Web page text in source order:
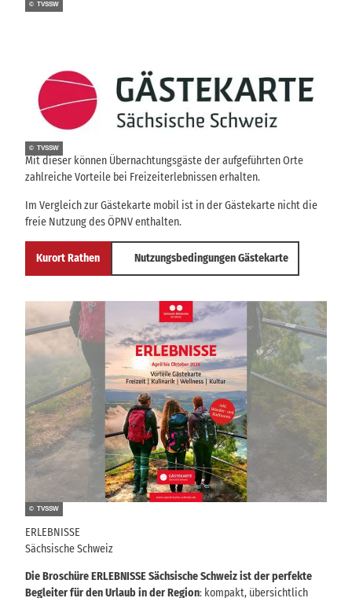
© TVSSW
© TVSSW
Mit dieser können Übernachtungsgäste der aufgeführten Orte
zahlreiche Vorteile bei Freizeiterlebnissen erhalten.
Im Vergleich zur Gästekarte mobil ist in der Gästekarte nicht die
freie Nutzung des ÖPNV enthalten.
Kurort Rathen Nutzungsbedingungen Gästekarte
© TVSSW
ERLEBNISSE
Sächsische Schweiz
Die Broschüre ERLEBNISSE Sächsische Schweiz ist der perfekte
Begleiter für den Urlaub in der Region: kompakt, übersichtlich